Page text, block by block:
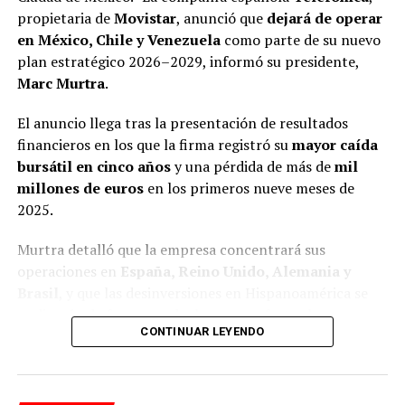
líderes sindicales en México, la gestión de Arturo Zayún
está marcada por decisiones financieras con
mecanismos poco transparentes y que le han permitido
adquirir propiedades inmuebles, realizar negocios con
tener.
Además de su función sindical, Zayún González aparece
vinculado con negocios paralelos y familiares.
reportaje anterior (https://xpectrofm.com/se-empena-
lider-del-sindicato-del-nmp-en-realizar-operaciones-
compraventa de oro, ubicado a una cuadra de una
sucursal del Monte de Piedad, llamado Presta Express.
El flujo de efectivo no declarado ha permitido a dicho
propietaria deMovistar, anunció que dejará de operar
en México, Chile y Venezuelacomo parte de su nuevo
plan estratégico 2026–2029, informó su presidente,
Marc Murtra.
El anuncio llega tras la presentación de resultados
financieros en los que la firma registró sumayor caída
bursátil en cinco añosy una pérdida de más demil
millones de eurosen los primeros nueve meses de
2025.
Murtra detalló que la empresa concentrará sus
operaciones en España, Reino Unido, Alemania y
realizarán de forma gradual para no afectar las
negociaciones con potenciales compradores.
En México, Telefónica mantiene conversaciones con
Beyond ONE, dueña de
CONTINUAR LEYENDO